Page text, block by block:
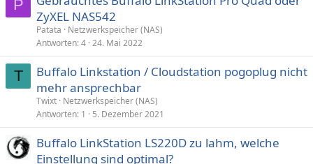
P
ZyXEL NAS542
Patata
Netzwerkspeicher (NAS)
Antworten 4 24. Mai 2022
T
Buffalo Linkstation / Cloudstation pogoplug nicht
mehr ansprechbar
Twixt Netzwerkspeicher (NAS)
Antworten 1 5. Dezember 2021
Buffalo LinkStation LS220D zu lahm, welche
Einstellung sind optimal?